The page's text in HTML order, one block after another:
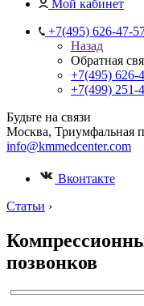
Мой кабинет
+7(495) 626-47-
Назад
Обратная
+7(495) 626-
+7(499) 251-
Будьте на связи
Москва, Триумфальная
info@kmmedcenter.com
Вконтакте
Статьи ›
позвонков